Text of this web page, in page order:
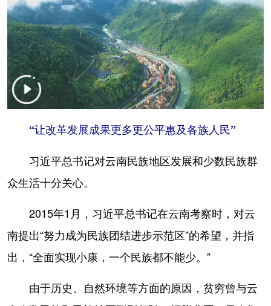
山东 河南 湖北 湖南
广东 广西 海南 重庆
四川 贵州 云南 西藏
陕西 甘肃 青海 宁夏
多语种频道
English
Русский язык 日本語 한국어
Deutsch Português
“让改革发展成果更多更公平惠及各族人民”
习近平总书记对云南民族地区发展和少数民族群
众生活十分关心。
2015年1月，习近平总书记在云南考察时，对云
南提出“努力成为民族团结进步示范区”的希望，并指
出，“全面实现小康，一个民族都不能少。”
由于历史、自然环境等方面的原因，贫穷曾与云